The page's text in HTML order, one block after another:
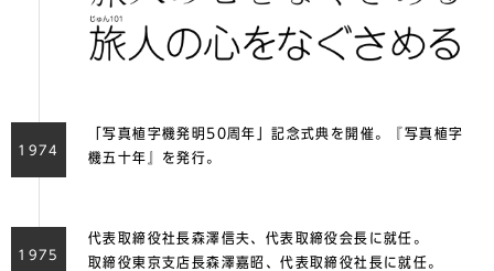
1974
「写真植字機発明50周年」記念式典を開催。『写真植字
機五十年』を発行。
1975
代表取締役社長森澤信夫、代表取締役会長に就任。
取締役東京支店長森澤嘉昭、代表取締役社長に就任。